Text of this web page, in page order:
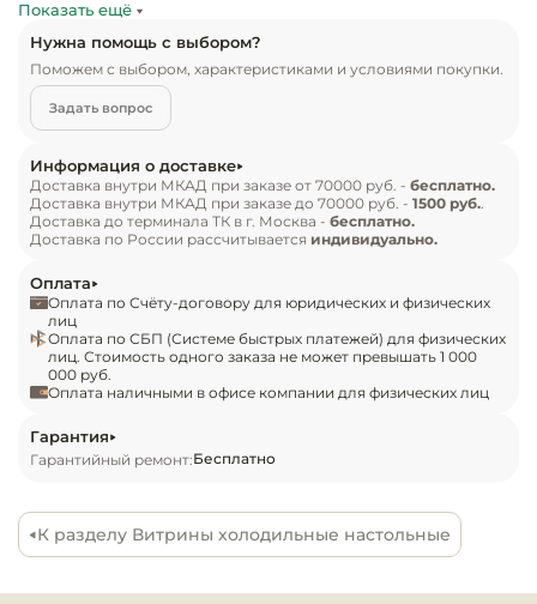
Инвентарь
Кухонный
Нейтральное
общепита
Весовое
десертов и других готовых блюд и
скоропортящихся продуктов.
Особенности:
— Толщина теплоизоляции: 30 мм
— Оттайка: автоматическая
— Панель управления: электронная
— Распределённая статическая нагрузка на
полку: 9 кг
Показать ещё
Нужна помощь с выбором?
Поможем с выбором, характеристиками и условиями покупки.
Задать вопрос
Информация о доставке
Доставка внутри МКАД при заказе от 70000 руб. - бесплатно.
Доставка внутри МКАД при заказе до 70000 руб. - 1500 руб..
Доставка до терминала ТК в г. Москва - бесплатно.
Доставка по России рассчитывается индивидуально.
Оплата
Оплата по Счёту-договору для юридических и физических
лиц
Оплата по СБП (Системе быстрых платежей) для физических
лиц. Стоимость одного заказа не может превышать 1 000
000 руб.
Оплата наличными в офисе компании для физических лиц
Гарантия
Гарантийный ремонт:Бесплатно
К разделу Витрины холодильные настольные